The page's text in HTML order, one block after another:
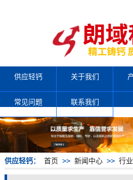
供应轻钙 关于我们
常见问题 联系我们
供应轻钙： 首页 >> 新闻中心>> 行